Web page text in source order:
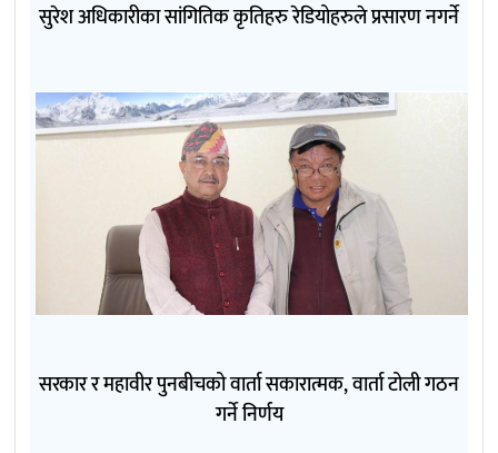
सुरेश अधिकारीका सांगितिक कृतिहरु रेडियोहरुले प्रसारण नगर्ने
सरकार र महावीर पुनबीचको वार्ता सकारात्मक, वार्ता टोली गठन
गर्ने निर्णय